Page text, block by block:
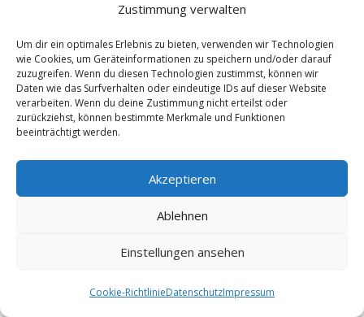
Zustimmung verwalten
Um dir ein optimales Erlebnis zu bieten, verwenden wir Technologien
wie Cookies, um Geräteinformationen zu speichern und/oder darauf
zuzugreifen. Wenn du diesen Technologien zustimmst, können wir
Daten wie das Surfverhalten oder eindeutige IDs auf dieser Website
verarbeiten. Wenn du deine Zustimmung nicht erteilst oder
zurückziehst, können bestimmte Merkmale und Funktionen
beeinträchtigt werden.
Akzeptieren
Ablehnen
Einstellungen ansehen
Cookie-RichtlinieDatenschutzImpressum
Offenburg Bühl (15.63 km)
Ortenaukreis (15.66 km)
Offenburg Elgersweier (15.68 km)
Ohlsbach
Enzklösterle (16.02 km)
Offenburg Griesheim